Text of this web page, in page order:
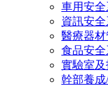
車用安全
資訊安全
醫療器材
食品安全
實驗室
幹部養成